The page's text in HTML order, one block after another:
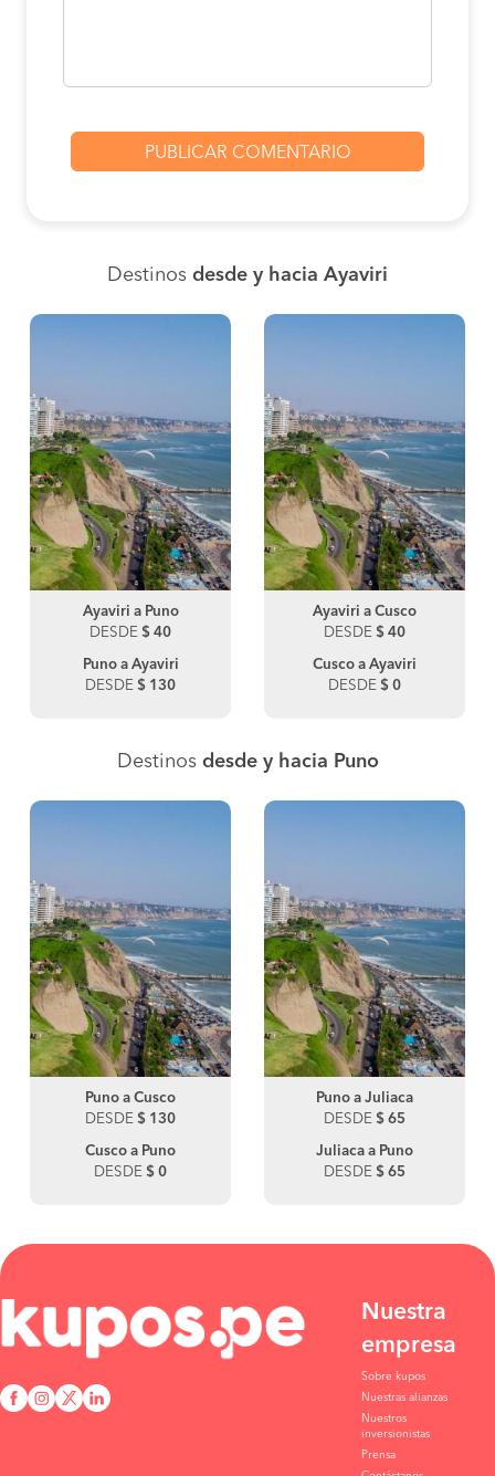
Destinos desde y hacia Ayaviri
Ayaviri a Puno
DESDE $ 40
Puno a Ayaviri
DESDE $ 130
Ayaviri a Cusco
DESDE $ 40
Cusco a Ayaviri
DESDE $ 0
Destinos desde y hacia Puno
Puno a Cusco
DESDE $ 130
Cusco a Puno
DESDE $ 0
Puno a Juliaca
DESDE $ 65
Juliaca a Puno
DESDE $ 65
Nuestra
empresa
Sobre kupos
Nuestras alianzas
Nuestros
inversionistas
Prensa